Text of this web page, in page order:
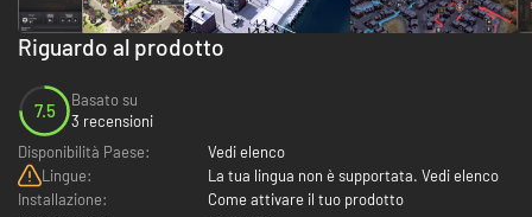
Riguardo al prodotto
7.5
Basato su
3 recensioni
Disponibilità Paese:
Vedi elenco
Lingue:
La tua lingua non è supportata. Vedi elenco
Installazione:
Come attivare il tuo prodotto